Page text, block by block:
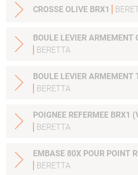
CROSSE OLIVE BRX1
BOULE LEVIER ARMEMENT
BERETTA
BOULE LEVIER ARMEMENT
BERETTA
POIGNEE REFERMEE BRX1
BERETTA
EMBASE 80X POUR POINT
BERETTA